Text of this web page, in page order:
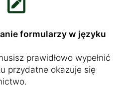
formularzy w języku
prawidłowo wypełnić
przydatne okazuje się